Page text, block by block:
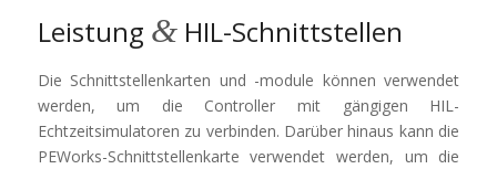
Leistung &HIL-Schnittstellen
Die Schnittstellenkarten und -module können verwendet
werden, um die Controller mit gängigen HIL-
Echtzeitsimulatoren zu verbinden. Darüber hinaus kann die
PEWorks-Schnittstellenkarte verwendet werden, um die